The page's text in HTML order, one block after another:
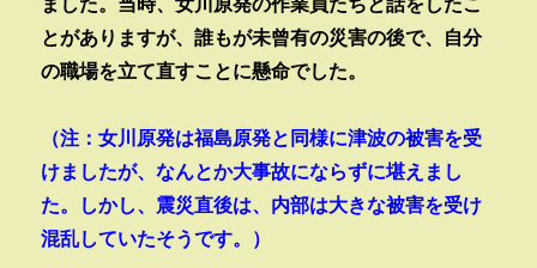
とがありますが、誰もが未曾有の災害の後で、自分
の職場を立て直すことに懸命でした。
（注：女川原発は福島原発と同様に津波の被害を受
けましたが、なんとか大事故にならずに堪えまし
た。しかし、震災直後は、内部は大きな被害を受け
混乱していたそうです。）